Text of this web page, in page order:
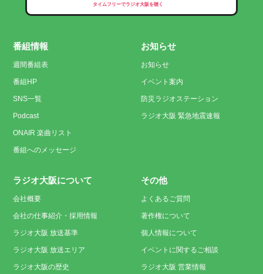
タイムフリーでラジオ大阪を聴く
番組情報
週間番組表
番組HP
SNS一覧
Podcast
ONAIR 楽曲リスト
番組へのメッセージ
お知らせ
お知らせ
イベント案内
防災ラジオステーション
ラジオ大阪 緊急地震速報
ラジオ大阪について
会社概要
会社の仕事紹介・採用情報
ラジオ大阪 放送基準
ラジオ大阪 放送エリア
ラジオ大阪の歴史
その他
よくあるご質問
著作権について
個人情報について
イベントに関するご相談
ラジオ大阪 営業情報